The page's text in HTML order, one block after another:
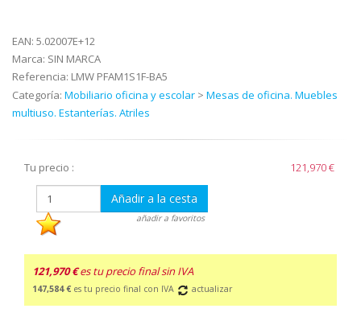
EAN: 5.02007E+12
Marca: SIN MARCA
Referencia: LMW PFAM1S1F-BA5
Categoría: Mobiliario oficina y escolar > Mesas de oficina. Muebles
multiuso. Estanterías. Atriles
Tu precio : 121,970 €
Añadir a la cesta
añadir a favoritos
121,970 € es tu precio final sin IVA
147,584 € es tu precio final con IVA actualizar